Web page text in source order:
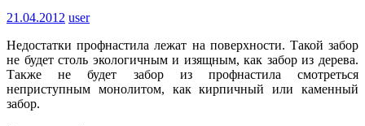
21.04.2012 user
Недостатки профнастила лежат на поверхности. Такой забор
не будет столь экологичным и изящным, как забор из дерева.
Также не будет забор из профнастила смотреться
неприступным монолитом, как кирпичный или каменный
забор.